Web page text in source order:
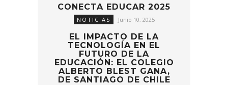
CONECTA EDUCAR 2025
NOTICIAS Junio 10, 2025
EL IMPACTO DE LA
TECNOLOGÍA EN EL
FUTURO DE LA
EDUCACIÓN: EL COLEGIO
ALBERTO BLEST GANA,
DE SANTIAGO DE CHILE